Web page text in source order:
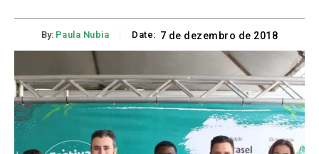
By: Paula Nubia Date: 7 de dezembro de 2018